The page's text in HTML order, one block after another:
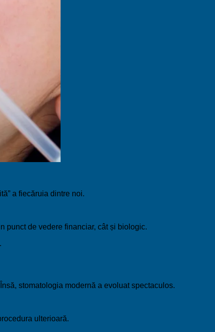
a fiecăruia dintre noi.
punct de vedere financiar, cât și biologic.
stomatologia modernă a evoluat spectaculos.
ulterioară.